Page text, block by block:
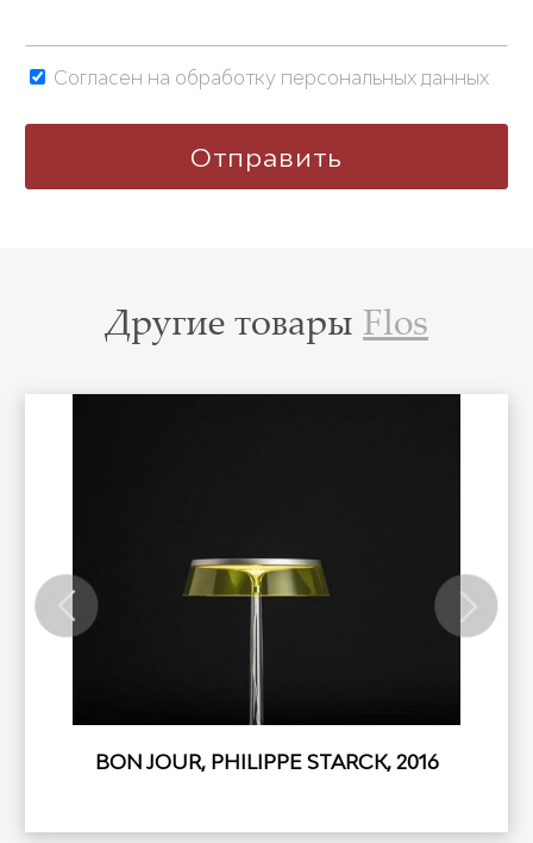
Согласен на обработку персональных данных
Другие товары Flos
BON JOUR, PHILIPPE STARCK, 2016